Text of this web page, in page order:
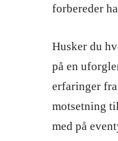
forbereder
Husker du
på en
erfaringer
motsetning
med på